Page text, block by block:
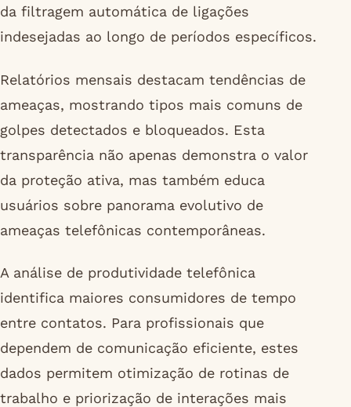
da filtragem automática de ligações
indesejadas ao longo de períodos específicos.
Relatórios mensais destacam tendências de
ameaças, mostrando tipos mais comuns de
golpes detectados e bloqueados. Esta
transparência não apenas demonstra o valor
da proteção ativa, mas também educa
usuários sobre panorama evolutivo de
ameaças telefônicas contemporâneas.
A análise de produtividade telefônica
identifica maiores consumidores de tempo
entre contatos. Para profissionais que
dependem de comunicação eficiente, estes
dados permitem otimização de rotinas de
trabalho e priorização de interações mais